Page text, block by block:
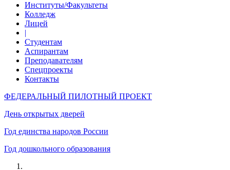
Институты/Факультеты
Колледж
Лицей
|
Студентам
Аспирантам
Преподавателям
Спецпроекты
Контакты
ФЕДЕРАЛЬНЫЙ ПИЛОТНЫЙ ПРОЕКТ
День открытых дверей
Год единства народов России
Год дошкольного образования